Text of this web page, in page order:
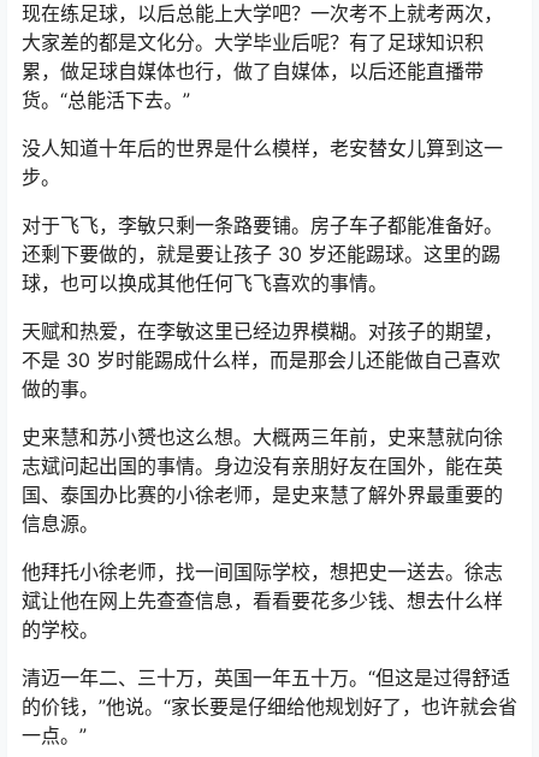
现在练足球，以后总能上大学吧？一次考不上就考两次，
大家差的都是文化分。大学毕业后呢？有了足球知识积
累，做足球自媒体也行，做了自媒体，以后还能直播带
货。“总能活下去。”
没人知道十年后的世界是什么模样，老安替女儿算到这一
步。
对于飞飞，李敏只剩一条路要铺。房子车子都能准备好。
还剩下要做的，就是要让孩子 30 岁还能踢球。这里的踢
球，也可以换成其他任何飞飞喜欢的事情。
天赋和热爱，在李敏这里已经边界模糊。对孩子的期望，
不是 30 岁时能踢成什么样，而是那会儿还能做自己喜欢
做的事。
史来慧和苏小赟也这么想。大概两三年前，史来慧就向徐
志斌问起出国的事情。身边没有亲朋好友在国外，能在英
国、泰国办比赛的小徐老师，是史来慧了解外界最重要的
信息源。
他拜托小徐老师，找一间国际学校，想把史一送去。徐志
斌让他在网上先查查信息，看看要花多少钱、想去什么样
的学校。
清迈一年二、三十万，英国一年五十万。“但这是过得舒适
的价钱，”他说。“家长要是仔细给他规划好了，也许就会省
一点。”